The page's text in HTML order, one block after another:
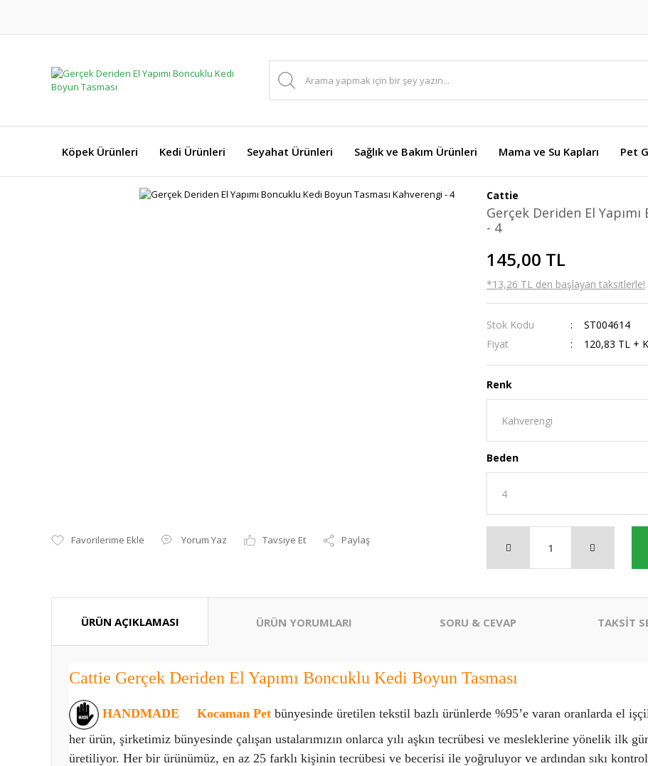
Köpek Ürünleri Kedi Ürünleri Seyahat Ürünleri Sağlık ve Bakım Ürünleri Mama ve Su Kapları Pet
Yorum Yaz Tavsiye Et Paylaş
Cattie
Gerçek Deriden El
- 4
145,00 TL
*13,26 TL den başlayan taksitlerle!
Stok Kodu
ST004614
Fiyat
120,83 TL +
Renk
Beden
ÜRÜN AÇIKLAMASI ÜRÜN YORUMLARI SORU & CEVAP TAKSİT
Cattie Gerçek Deriden El Yapımı Boncuklu Kedi Boyun Tasması
HANDMADE Kocaman Pet bünyesinde üretilen tekstil bazlı ürünlerde %95’e varan oranlarda el
her ürün, şirketimiz bünyesinde çalışan ustalarımızın onlarca yılı aşkın tecrübesi ve mesleklerine yönelik ilk
üretiliyor. Her bir ürünümüz, en az 25 farklı kişinin tecrübesi ve becerisi ile yoğruluyor ve ardından sıkı